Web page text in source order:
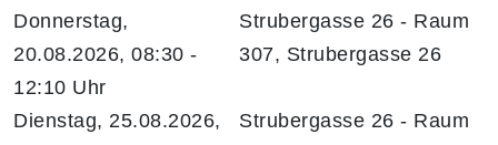
Donnerstag,
20.08.2026, 08:30 -
12:10 Uhr
Strubergasse 26 - Raum
307, Strubergasse 26
Dienstag, 25.08.2026,
Strubergasse 26 - Raum